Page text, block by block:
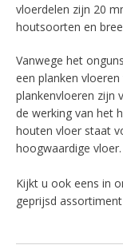
vloerdelen zijn 20
houtsoorten en
Vanwege het
een planken
plankenvloeren zijn
de werking van het
houten vloer staat
hoogwaardige vloer.
Kijkt u ook eens in
geprijsd